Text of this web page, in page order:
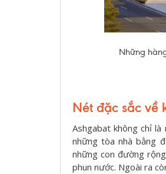
Những
Nét đặc sắc về
Ashgabat không chỉ
những tòa nhà bằng
những con đường
phun nước. Ngoài ra